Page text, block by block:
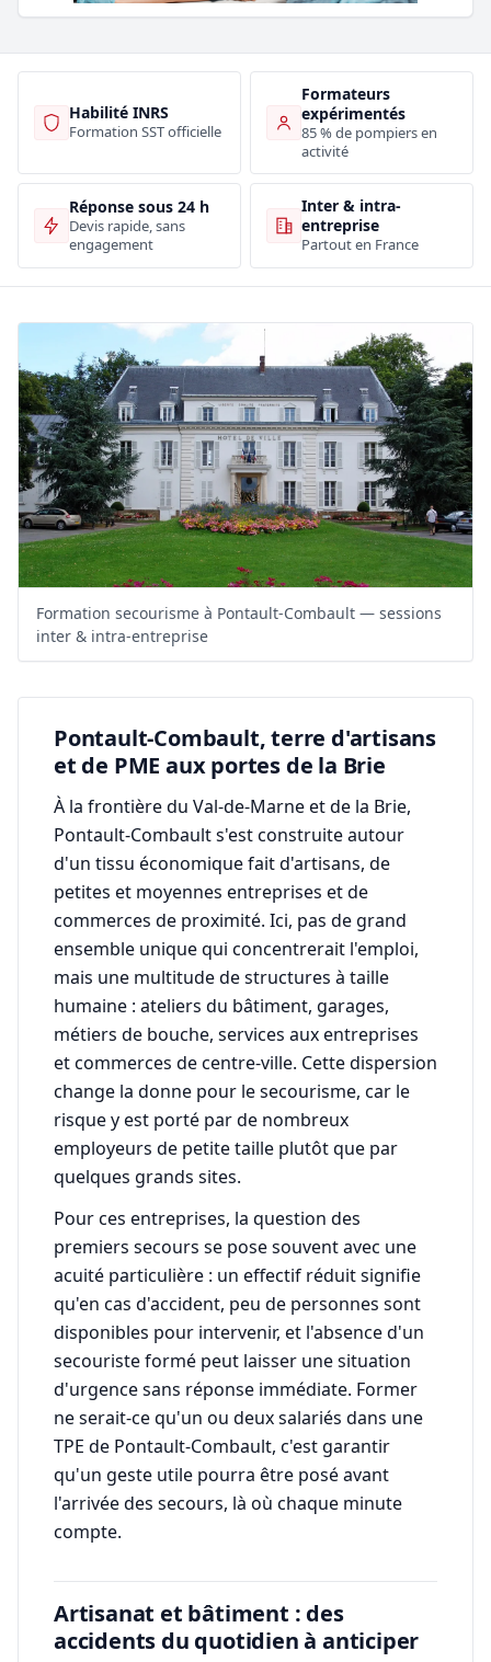
Habilité INRS
Formation SST officielle
Formateurs
expérimentés
85 % de pompiers en
activité
Réponse sous 24 h
Devis rapide, sans
engagement
Inter & intra-
entreprise
Partout en France
Formation secourisme à Pontault-Combault — sessions
inter & intra-entreprise
Pontault-Combault, terre d'artisans
et de PME aux portes de la Brie
À la frontière du Val-de-Marne et de la Brie,
Pontault-Combault s'est construite autour
d'un tissu économique fait d'artisans, de
petites et moyennes entreprises et de
commerces de proximité. Ici, pas de grand
ensemble unique qui concentrerait l'emploi,
mais une multitude de structures à taille
humaine : ateliers du bâtiment, garages,
métiers de bouche, services aux entreprises
et commerces de centre-ville. Cette dispersion
change la donne pour le secourisme, car le
risque y est porté par de nombreux
employeurs de petite taille plutôt que par
quelques grands sites.
Pour ces entreprises, la question des
premiers secours se pose souvent avec une
acuité particulière : un effectif réduit signifie
qu'en cas d'accident, peu de personnes sont
disponibles pour intervenir, et l'absence d'un
secouriste formé peut laisser une situation
d'urgence sans réponse immédiate. Former
ne serait-ce qu'un ou deux salariés dans une
TPE de Pontault-Combault, c'est garantir
qu'un geste utile pourra être posé avant
l'arrivée des secours, là où chaque minute
compte.
Artisanat et bâtiment : des
accidents du quotidien à anticiper